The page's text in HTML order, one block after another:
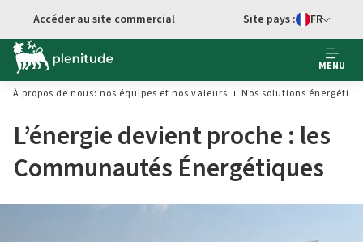
Aller au contenu principal
Accéder au site commercial
Sélecteur de
Site pays : FR
MENU
À propos de nous: nos équipes et nos valeurs
Nos solutions
L’énergie devient proche : les
Communautés Énergétiques